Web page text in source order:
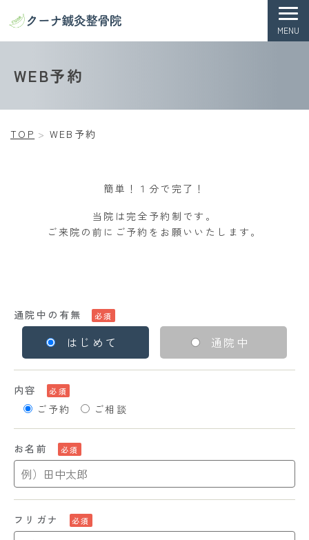
MENU
WEB予約
TOP WEB予約
簡単！１分で完了！
当院は完全予約制です。
ご来院の前にご予約をお願いいたします。
通院中の有無 必須
はじめて 通院中
内容 必須
ご予約 ご相談
お名前 必須
フリガナ 必須